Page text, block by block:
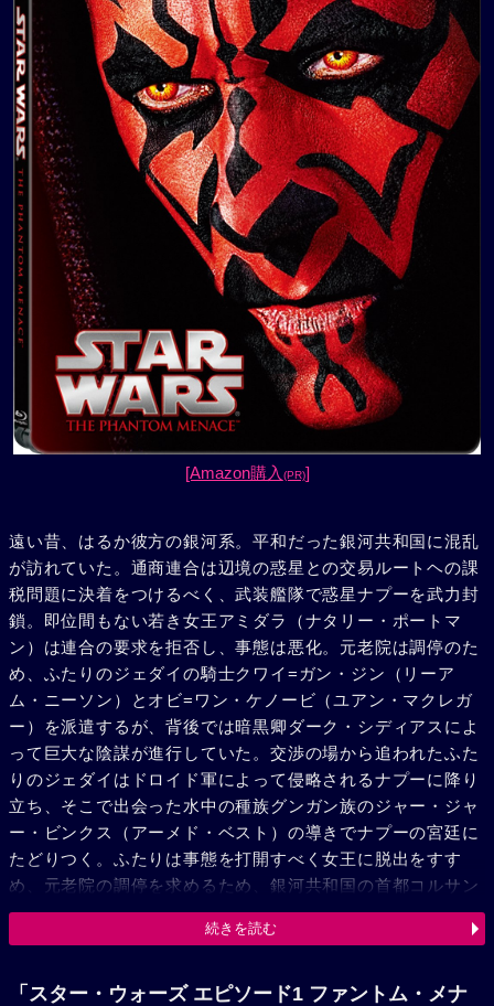
[Amazon購入 (PR)]
遠い昔、はるか彼方の銀河系。平和だった銀河共和国に混乱
が訪れていた。通商連合は辺境の惑星との交易ルートヘの課
税問題に決着をつけるべく、武装艦隊で惑星ナプーを武力封
鎖。即位間もない若き女王アミダラ（ナタリー・ポートマ
ン）は連合の要求を拒否し、事態は悪化。元老院は調停のた
め、ふたりのジェダイの騎士クワイ=ガン・ジン（リーア
ム・ニーソン）とオビ=ワン・ケノービ（ユアン・マクレガ
ー）を派遣するが、背後では暗黒卿ダーク・シディアスによ
って巨大な陰謀が進行していた。交渉の場から追われたふた
りのジェダイはドロイド軍によって侵略されるナプーに降り
立ち、そこで出会った水中の種族グンガン族のジャー・ジャ
ー・ビンクス（アーメド・ベスト）の導きでナプーの宮廷に
たどりつく。ふたりは事態を打開すべく女王に脱出をすす
め、元老院の調停を求めるため、銀河共和国の首都コルサン
トを目指す。連合の襲撃で宇宙船は破損、するが、優秀な宇
宙船用ドロイドR2-D2の活躍もあって、一行は辺境の惑星タ
才気あふれる奴隷の少年アナキン・スカイウォーカー（ジェ
続きを読む
「スター・ウォーズ エピソード1 ファントム・メナ